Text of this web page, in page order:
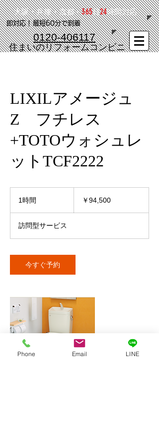
大阪・兵庫・京都・365日24時間対応
0120-406117
​即対応！最短60分で到着
​住まいのリフォームコンビニ
LIXILアメージュ
Z フチレス
+TOTOウォシュレ
ットTCF2222
1時間 ￥94,500
訪問型サービス
今すぐ予約
Phone Email LINE